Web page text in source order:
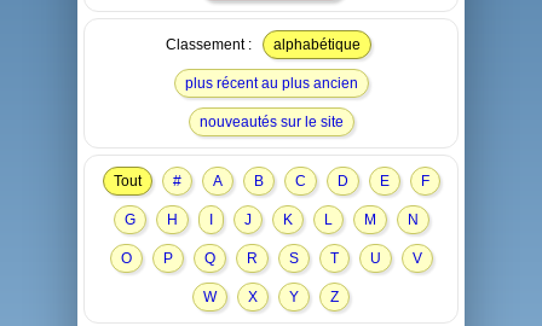
Classement : alphabétique
plus récent au plus ancien
nouveautés sur le site
Tout # A B C D E F
G H J K L M N
O P Q R S T U V
W X Y Z